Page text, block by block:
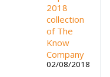
2018
collection
of The
Know
Company
02/08/2018